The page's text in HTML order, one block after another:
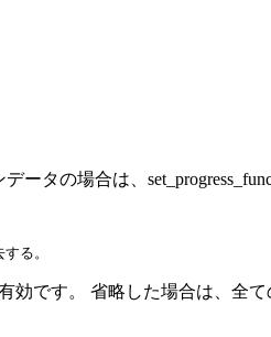
タの場合は、
る。
です。 省略した場合は、全